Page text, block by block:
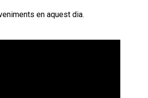
en aquest dia.